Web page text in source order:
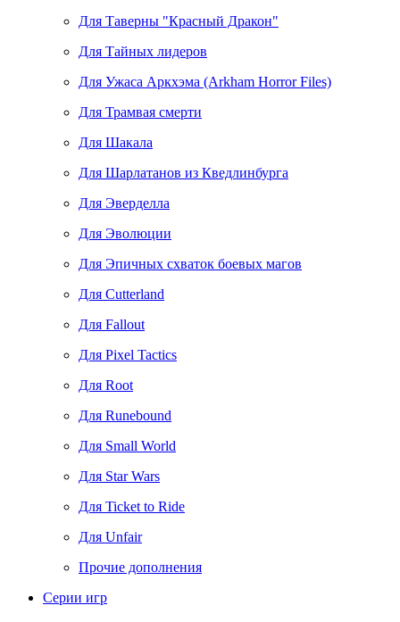
Для Таверны "Красный Дракон"
Для Тайных лидеров
Для Ужаса Аркхэма (Arkham Horror Files)
Для Трамвая смерти
Для Шакала
Для Шарлатанов из Кведлинбурга
Для Эверделла
Для Эволюции
Для Эпичных схваток боевых магов
Для Cutterland
Для Fallout
Для Pixel Tactics
Для Root
Для Runebound
Для Small World
Для Star Wars
Для Ticket to Ride
Для Unfair
Прочие дополнения
Серии игр